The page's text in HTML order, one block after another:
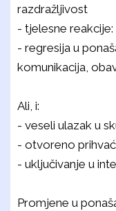
razdražljivost
- tjelesne
- regresija u
komunikacija,
Ali, i:
- veseli ulazak u
- otvoreno
- uključivanje u
Promjene u